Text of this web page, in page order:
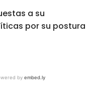
a su
por su postura